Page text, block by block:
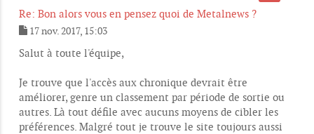
Re: Bon alors vous en pensez quoi de Metalnews ?
e
a
g
e
17 nov. 2017, 15:03
Salut à toute l'équipe,
Je trouve que l'accès aux chronique devrait être
améliorer, genre un classement par période de sortie ou
autres. Là tout défile avec aucuns moyens de cibler les
préférences. Malgré tout je trouve le site toujours aussi